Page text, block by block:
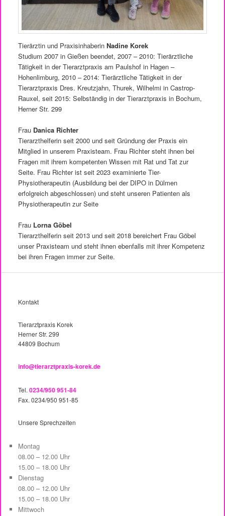
Tierärztin und Praxisinhaberin Nadine Korek
Studium 2007 in Gießen beendet, 2007 – 2010: Tierärztliche
Tätigkeit in der Tierarztpraxis am Paulshof in Hagen –
Hohenlimburg, 2010 – 2014: Tierärztliche Tätigkeit in der
Tierarztpraxis Dres. Kreutzjahn, Thurek, Wilhelmi in Castrop-
Rauxel, seit 2015: Selbständig in der Tierarztpraxis in Bochum,
Herner Str. 299
Frau Danica Richter
Tierarzthelferin seit 2000 und seit Gründung der Praxis ein
Mitglied in unserem Praxisteam. Frau Richter steht ihnen bei
Fragen mit ihrem kompetenten Wissen mit Rat und Tat zur
Seite. Frau Richter ist seit 2023 examinierte Tier-
Physiotherapeutin (Ausbildung bei der DIPO in Dülmen
erfolgreich abgeschlossen) und steht unseren Patienten als
Physiotherapeutin zur Seite
Frau Lorna Göbel
Tierarzthelferin seit 2013 und seit 2018 bereichert Frau Göbel
unser Praxisteam und steht ihnen ebenfalls mit ihrer Kompetenz
bei ihren Fragen immer zur Seite.
Kontakt
Tierarztpraxis Korek
Herner Str. 299
44809 Bochum
info@tierarztpraxis-korek.de
Tel. 0234/950 951-84
Fax. 0234/950 951-85
Unsere Sprechzeiten
Montag
08.00 – 12.00 Uhr
15.00 – 18.00 Uhr
Dienstag
08.00 – 12.00 Uhr
15.00 – 18.00 Uhr
Mittwoch